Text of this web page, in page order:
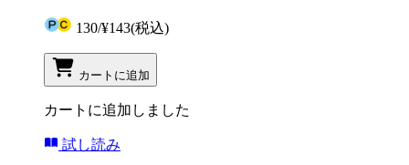
130/¥143(税込)
カートに追加
カートに追加しました
試し読み